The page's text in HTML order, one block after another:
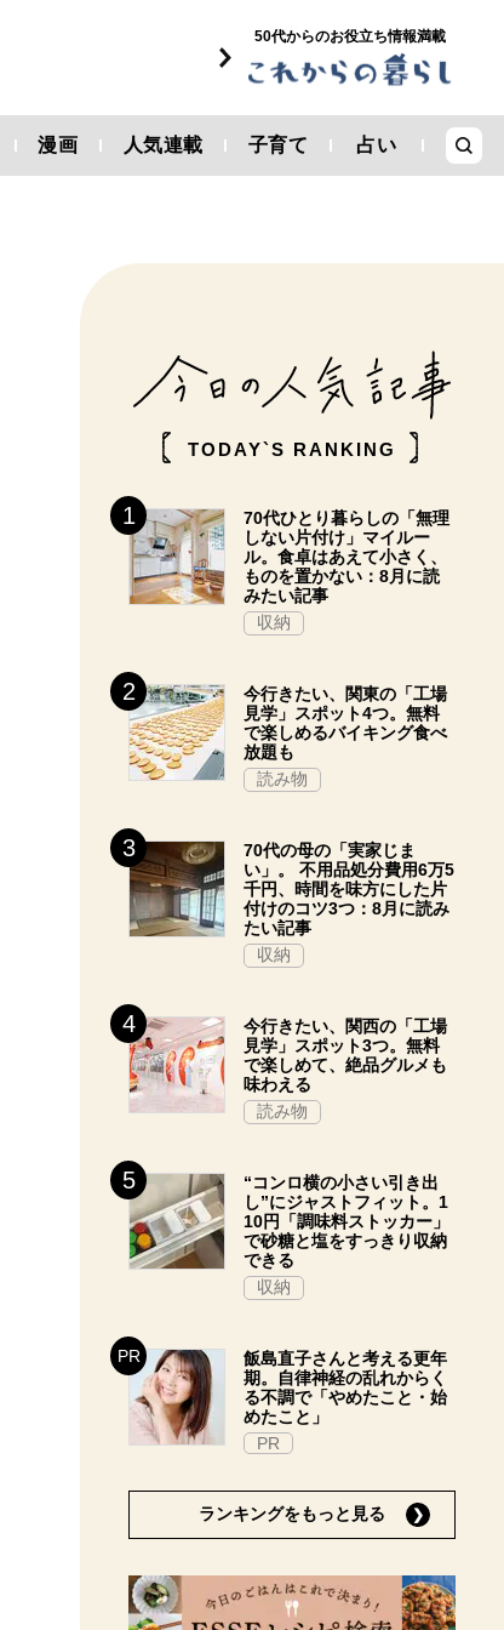
50代からのお役立ち情報満載
漫画 人気連載 子育て 占い
TODAY`S RANKING
70代ひとり暮らしの「無理
しない片付け」マイルー
ル。食卓はあえて小さく、
ものを置かない：8月に読
みたい記事
収納
今行きたい、関東の「工場
見学」スポット4つ。無料
で楽しめるバイキング食べ
放題も
読み物
70代の母の「実家じま
い」。 不用品処分費用6万5
千円、時間を味方にした片
付けのコツ3つ：8月に読み
たい記事
収納
今行きたい、関西の「工場
見学」スポット3つ。無料
で楽しめて、絶品グルメも
味わえる
読み物
“コンロ横の小さい引き出
し”にジャストフィット。1
10円「調味料ストッカー」
で砂糖と塩をすっきり収納
できる
収納
飯島直子さんと考える更年
期。自律神経の乱れからく
る不調で「やめたこと・始
めたこと」
PR
ランキングをもっと見る